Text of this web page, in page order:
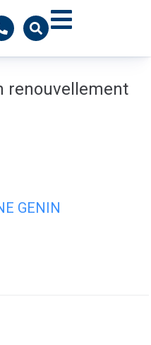
renouvellement
GENIN